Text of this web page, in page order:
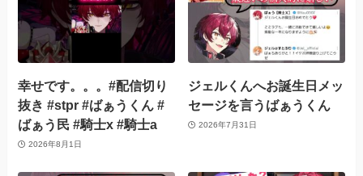
幸せです。。。#配信切り
抜き #stpr #ばぁうくん #
ばぁう民 #騎士x #騎士a
2026年8月1日
ジェルくんへお誕生日メッ
セージを言うばぁうくん
2026年7月31日